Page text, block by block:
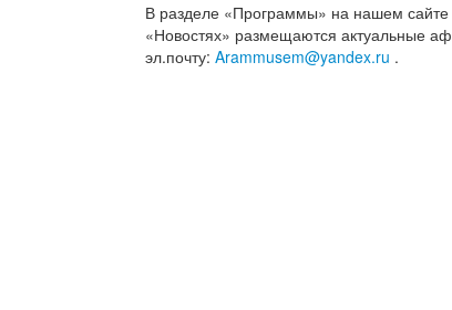
В разделе «Программы» на нашем сайте
«Новостях» размещаются актуальные
эл.почту:Arammusem@yandex.ru .